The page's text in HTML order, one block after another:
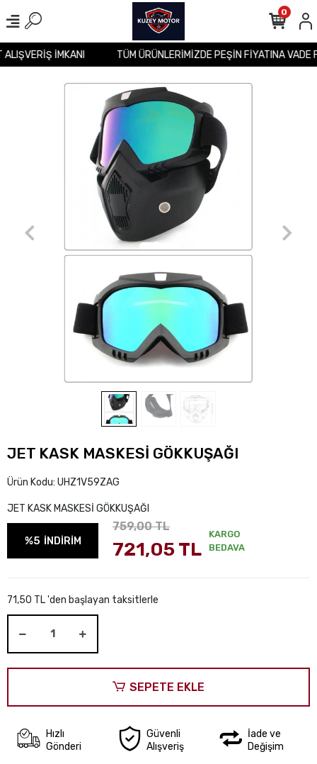
ALIŞVERİŞ İMKANI TÜM ÜRÜNLERİMİZDE PEŞİN FİYATINA
0
JET KASK MASKESİ GÖKKUŞAĞI
Ürün Kodu: UHZ1V59ZAG
JET KASK MASKESİ GÖKKUŞAĞI
%5 İNDİRİM
759,00 TL
721,05 TL
KARGO
BEDAVA
71,50 TL 'den başlayan taksitlerle
SEPETE EKLE
Hızlı
Gönderi
Güvenli
Alışveriş
İade ve
Değişim